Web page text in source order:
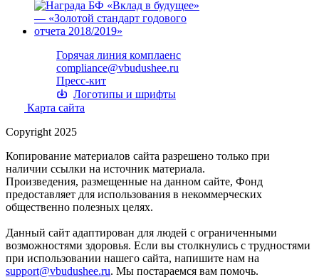
Горячая линия комплаенс
compliance@vbudushee.ru
Пресс-кит
Логотипы и шрифты
Карта сайта
Copyright 2025
Копирование материалов сайта разрешено только при
наличии ссылки на источник материала.
Произведения, размещенные на данном сайте, Фонд
предоставляет для использования в некоммерческих
общественно полезных целях.
Данный сайт адаптирован для людей с ограниченными
возможностями здоровья. Если вы столкнулись с трудностями
при использовании нашего сайта, напишите нам на
support@vbudushee.ru. Мы постараемся вам помочь.